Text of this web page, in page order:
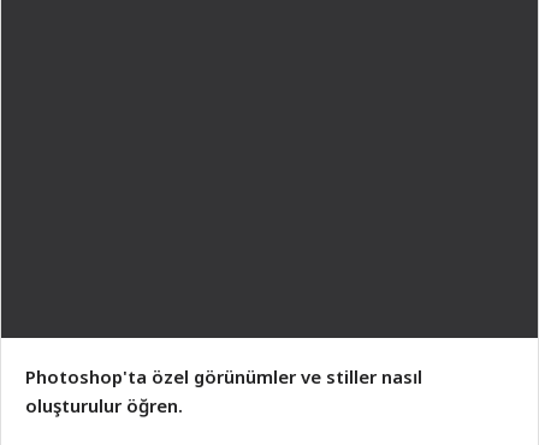
Photoshop'ta özel görünümler ve stiller nasıl
oluşturulur öğren.